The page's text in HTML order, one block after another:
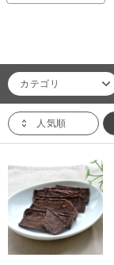
カテゴリ
人気順